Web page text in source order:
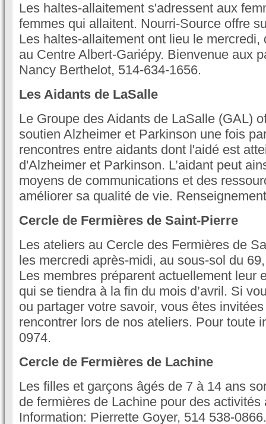
Les haltes-allaitement s'adressent aux
femmes qui allaitent. Nourri-Source offre
Les haltes-allaitement ont lieu le mercredi,
au Centre Albert-Gariépy. Bienvenue aux
Nancy Berthelot, 514-634-1656.
Les Aidants de LaSalle
Le Groupe des Aidants de LaSalle (GAL)
soutien Alzheimer et Parkinson une fois
rencontres entre aidants dont l'aidé est
d'Alzheimer et Parkinson. L’aidant peut
moyens de communications et des
améliorer sa qualité de vie.
Cercle de Fermières de Saint-Pierre
Les ateliers au Cercle des Fermières de
les mercredi après-midi, au sous-sol du
Les membres préparent actuellement leur
qui se tiendra à la fin du mois d’avril. Si
ou partager votre savoir, vous êtes
rencontrer lors de nos ateliers. Pour toute
0974.
Cercle de Fermières de Lachine
Les filles et garçons âgés de 7 à 14 ans
de fermières de Lachine pour des activités
Information: Pierrette Goyer, 514 538-0866.